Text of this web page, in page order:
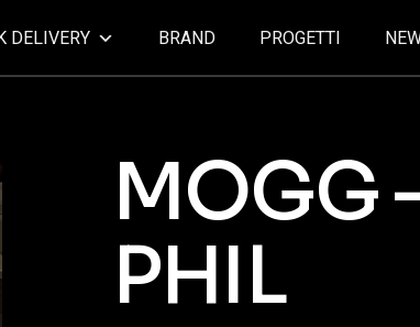
DELIVERY BRAND PROGETTI
MOGG
PHIL